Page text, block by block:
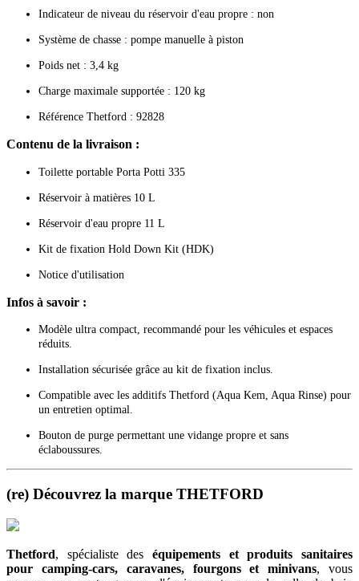
Indicateur de niveau du réservoir d'eau propre : non
Système de chasse : pompe manuelle à piston
Poids net : 3,4 kg
Charge maximale supportée : 120 kg
Référence Thetford : 92828
Contenu de la livraison :
Toilette portable Porta Potti 335
Réservoir à matières 10 L
Réservoir d'eau propre 11 L
Kit de fixation Hold Down Kit (HDK)
Notice d'utilisation
Infos à savoir :
Modèle ultra compact, recommandé pour les véhicules et espaces
réduits.
Installation sécurisée grâce au kit de fixation inclus.
Compatible avec les additifs Thetford (Aqua Kem, Aqua Rinse) pour
un entretien optimal.
Bouton de purge permettant une vidange propre et sans
éclaboussures.
(re) Découvrez la marque THETFORD
Thetford, spécialiste des équipements et produits sanitaires
pour camping-cars, caravanes, fourgons et minivans, vous